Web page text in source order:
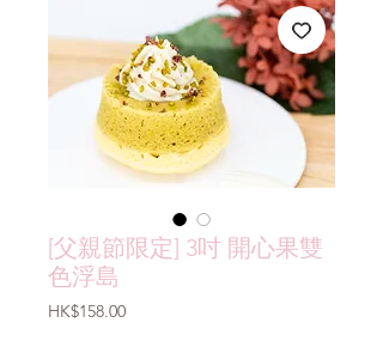
[父親節限定] 3吋 開心果雙
色浮島
HK$158.00價